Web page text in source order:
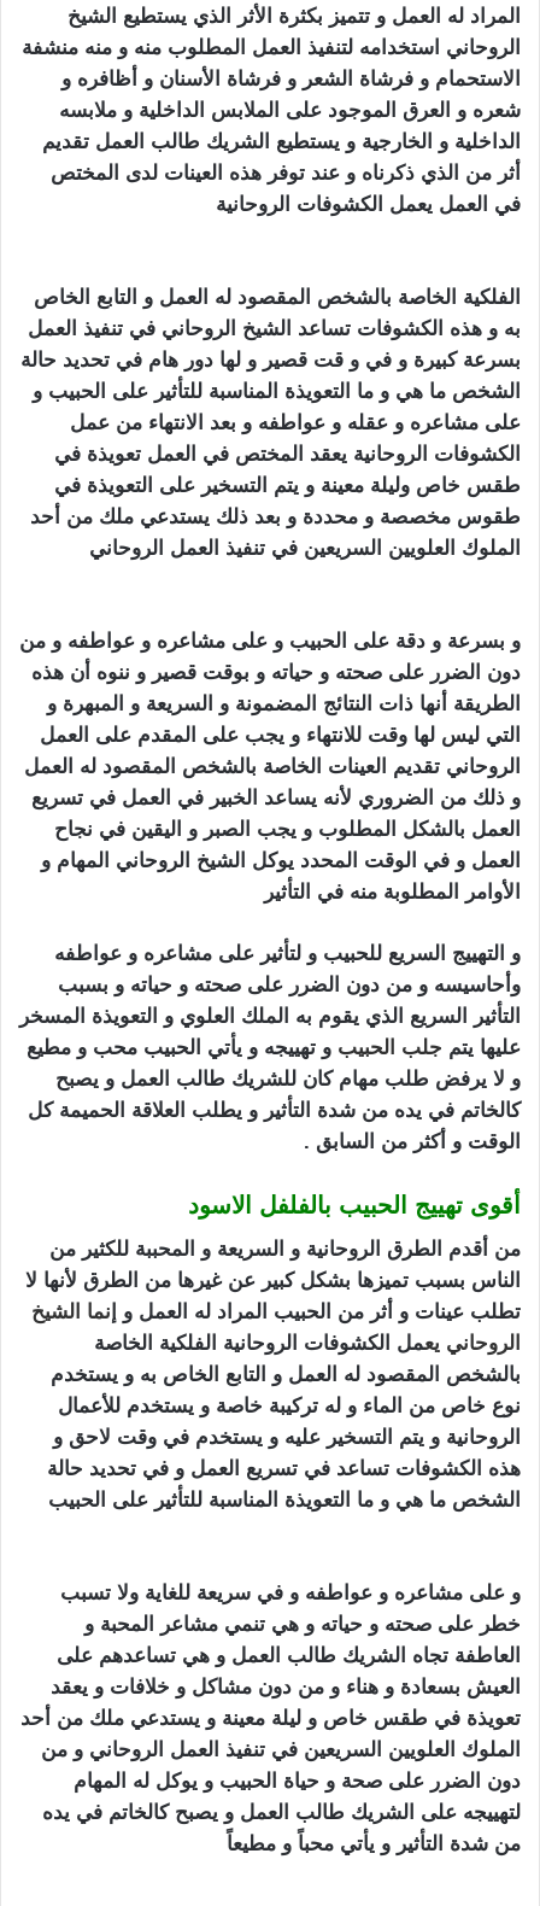
المراد له العمل و تتميز بكثرة الأثر الذي يستطيع الشيخ
الروحاني استخدامه لتنفيذ العمل المطلوب منه و منه منشفة
الاستحمام و فرشاة الشعر و فرشاة الأسنان و أظافره و
شعره و العرق الموجود على الملابس الداخلية و ملابسه
الداخلية و الخارجية و يستطيع الشريك طالب العمل تقديم
أثر من الذي ذكرناه و عند توفر هذه العينات لدى المختص
في العمل يعمل الكشوفات الروحانية
الفلكية الخاصة بالشخص المقصود له العمل و التابع الخاص
به و هذه الكشوفات تساعد الشيخ الروحاني في تنفيذ العمل
بسرعة كبيرة و في و قت قصير و لها دور هام في تحديد حالة
الشخص ما هي و ما التعويذة المناسبة للتأثير على الحبيب و
على مشاعره و عقله و عواطفه و بعد الانتهاء من عمل
الكشوفات الروحانية يعقد المختص في العمل تعويذة في
طقس خاص وليلة معينة و يتم التسخير على التعويذة في
طقوس مخصصة و محددة و بعد ذلك يستدعي ملك من أحد
الملوك العلويين السريعين في تنفيذ العمل الروحاني
و بسرعة و دقة على الحبيب و على مشاعره و عواطفه و من
دون الضرر على صحته و حياته و بوقت قصير و ننوه أن هذه
الطريقة أنها ذات النتائج المضمونة و السريعة و المبهرة و
التي ليس لها وقت للانتهاء و يجب على المقدم على العمل
الروحاني تقديم العينات الخاصة بالشخص المقصود له العمل
و ذلك من الضروري لأنه يساعد الخبير في العمل في تسريع
العمل بالشكل المطلوب و يجب الصبر و اليقين في نجاح
العمل و في الوقت المحدد يوكل الشيخ الروحاني المهام و
الأوامر المطلوبة منه في التأثير
و التهييج السريع للحبيب و لتأثير على مشاعره و عواطفه
وأحاسيسه و من دون الضرر على صحته و حياته و بسبب
التأثير السريع الذي يقوم به الملك العلوي و التعويذة المسخر
عليها يتم جلب الحبيب و تهييجه و يأتي الحبيب محب و مطيع
و لا يرفض طلب مهام كان للشريك طالب العمل و يصبح
كالخاتم في يده من شدة التأثير و يطلب العلاقة الحميمة كل
الوقت و أكثر من السابق .
أقوى تهييج الحبيب بالفلفل الاسود
من أقدم الطرق الروحانية و السريعة و المحببة للكثير من
الناس بسبب تميزها بشكل كبير عن غيرها من الطرق لأنها لا
تطلب عينات و أثر من الحبيب المراد له العمل و إ نما الشيخ
الروحاني يعمل الكشوفات الروحانية الفلكية الخاصة
بالشخص المقصود له العمل و التابع الخاص به و يستخدم
نوع خاص من الماء و له تركيبة خاصة و يستخدم للأعمال
الروحانية و يتم التسخير عليه و يستخدم في وقت لاحق و
هذه الكشوفات تساعد في تسريع العمل و في تحديد حالة
الشخص ما هي و ما التعويذة المناسبة للتأثير على الحبيب
و على مشاعره و عواطفه و في سريعة للغاية ولا تسبب
خطر على صحته و حياته و هي تنمي مشاعر المحبة و
العاطفة تجاه الشريك طالب العمل و هي تساعدهم على
العيش بسعادة و هناء و من دون مشاكل و خلافات و يعقد
تعويذة في طقس خاص و ليلة معينة و يستدعي ملك من أحد
الملوك العلويين السريعين في تنفيذ العمل الروحاني و من
دون الضرر على صحة و حياة الحبيب و يوكل له المهام
لتهييجه على الشريك طالب العمل و يصبح كالخاتم في يده
من شدة التأثير و يأتي محباً و مطيعاً